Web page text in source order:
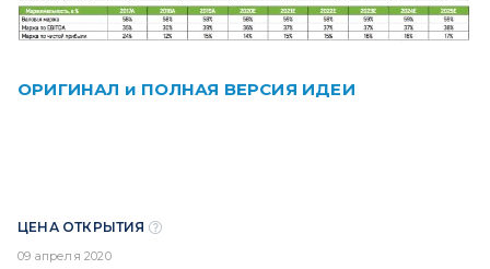
ОРИГИНАЛ и ПОЛНАЯ ВЕРСИЯ ИДЕИ
ЦЕНА ОТКРЫТИЯ
09 апреля 2020